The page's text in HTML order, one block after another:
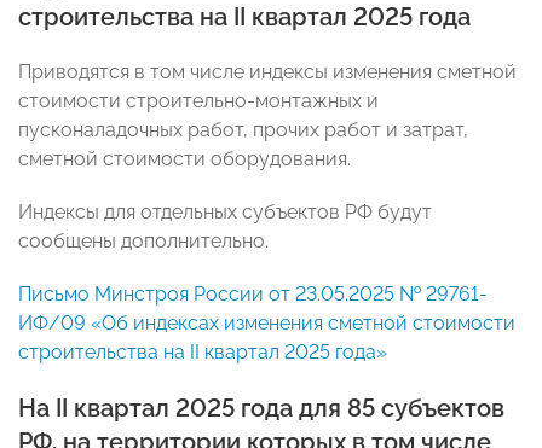
строительства на II квартал 2025 года
Приводятся в том числе индексы изменения сметной
стоимости строительно-монтажных и
пусконаладочных работ, прочих работ и затрат,
сметной стоимости оборудования.
Индексы для отдельных субъектов РФ будут
сообщены дополнительно.
Письмо Минстроя России от 23.05.2025 № 29761-
ИФ/09 «Об индексах изменения сметной стоимости
строительства на II квартал 2025 года»
На II квартал 2025 года для 85 субъектов